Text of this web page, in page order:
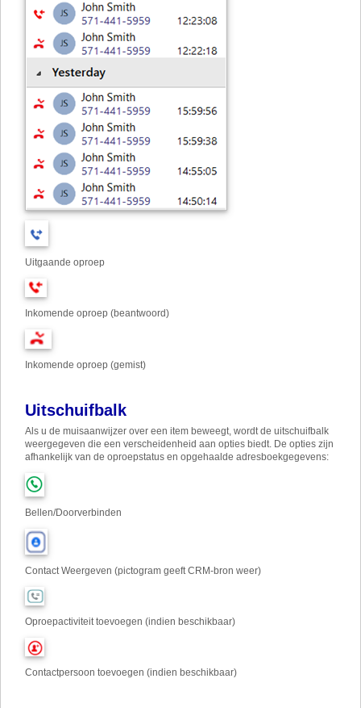
Uitgaande oproep
Inkomende oproep (beantwoord)
Inkomende oproep (gemist)
Uitschuifbalk
Als u de muisaanwijzer over een item beweegt, wordt de uitschuifbalk
weergegeven die een verscheidenheid aan opties biedt. De opties zijn
afhankelijk van de oproepstatus en opgehaalde adresboekgegevens:
Bellen/Doorverbinden
Contact Weergeven (pictogram geeft CRM-bron weer)
Oproepactiviteit toevoegen (indien beschikbaar)
Contactpersoon toevoegen (indien beschikbaar)